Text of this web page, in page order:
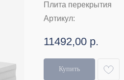
Плита перекрытия
Артикул:
11492,00 р.
Купить